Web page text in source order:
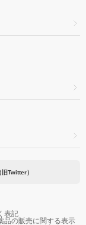
旧Twitter）
表記
品の販売に関する表示